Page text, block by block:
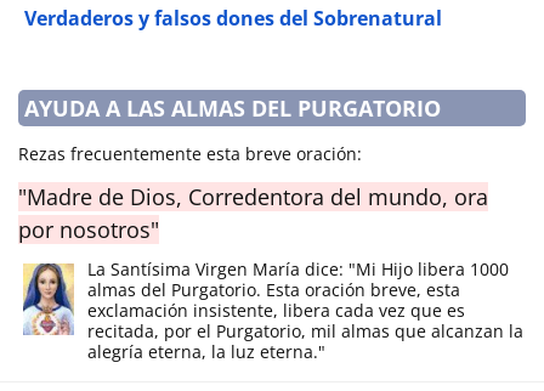
Verdaderos y falsos dones del Sobrenatural
AYUDA A LAS ALMAS DEL PURGATORIO
Rezas frecuentemente esta breve oración:
"Madre de Dios, Corredentora del mundo, ora
por nosotros"
La Santísima Virgen María dice: "Mi Hijo libera 1000
almas del Purgatorio. Esta oración breve, esta
exclamación insistente, libera cada vez que es
recitada, por el Purgatorio, mil almas que alcanzan la
alegría eterna, la luz eterna."